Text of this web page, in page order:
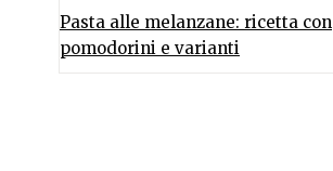
Pasta alle melanzane: ricetta con
pomodorini e varianti